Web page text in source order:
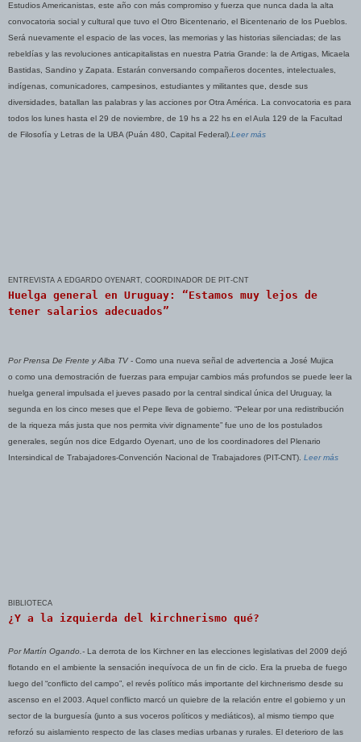
Estudios Americanistas, este año con más compromiso y fuerza que nunca dada la alta
convocatoria social y cultural que tuvo el Otro Bicentenario, el Bicentenario de los Pueblos.
Será nuevamente el espacio de las voces, las memorias y las historias silenciadas; de las
rebeldías y las revoluciones anticapitalistas en nuestra Patria Grande: la de Artigas, Micaela
Bastidas, Sandino y Zapata. Estarán conversando compañeros docentes, intelectuales,
indígenas, comunicadores, campesinos, estudiantes y militantes que, desde sus
diversidades, batallan las palabras y las acciones por Otra América. La convocatoria es para
todos los lunes hasta el 29 de noviembre, de 19 hs a 22 hs en el Aula 129 de la Facultad
de Filosofía y Letras de la UBA (Puán 480, Capital Federal). Leer más
ENTREVISTA A EDGARDO OYENART, COORDINADOR DE PIT-CNT
Huelga general en Uruguay: “Estamos muy lejos de
tener salarios adecuados”
Por Prensa De Frente y Alba TV- Como una nueva señal de advertencia a José Mujica
o como una demostración de fuerzas para empujar cambios más profundos se puede leer la
huelga general impulsada el jueves pasado por la central sindical única del Uruguay, la
segunda en los cinco meses que el Pepe lleva de gobierno. “Pelear por una redistribución
de la riqueza más justa que nos permita vivir dignamente” fue uno de los postulados
generales, según nos dice Edgardo Oyenart, uno de los coordinadores del Plenario
Intersindical de Trabajadores-Convención Nacional de Trabajadores (PIT-CNT). Leer más
BIBLIOTECA
¿Y a la izquierda del kirchnerismo qué?
Por Martín Ogando.- La derrota de los Kirchner en las elecciones legislativas del 2009 dejó
flotando en el ambiente la sensación inequívoca de un fin de ciclo. Era la prueba de fuego
luego del “conflicto del campo”, el revés político más importante del kirchnerismo desde su
ascenso en el 2003. Aquel conflicto marcó un quiebre de la relación entre el gobierno y un
sector de la burguesía (junto a sus voceros políticos y mediáticos), al mismo tiempo que
reforzó su aislamiento respecto de las clases medias urbanas y rurales. El deterioro de las